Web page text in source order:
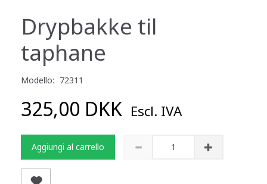
Drypbakke til
taphane
Modello: 72311
325,00 DKK Escl. IVA
Aggiungi al carrello